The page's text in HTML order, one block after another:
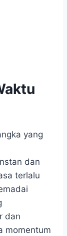
yang
dan
terlalu
dan
momentum